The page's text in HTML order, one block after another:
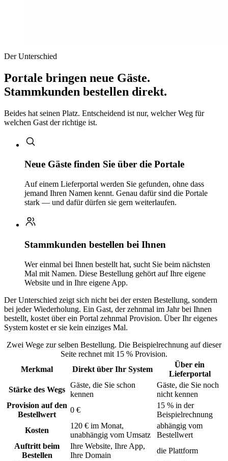
Der Unterschied
Portale bringen neue Gäste.
Stammkunden bestellen direkt.
Beides hat seinen Platz. Entscheidend ist nur, welcher Weg für
welchen Gast der richtige ist.
Neue Gäste finden Sie über die Portale
Auf einem Lieferportal werden Sie gefunden, ohne dass
jemand Ihren Namen kennt. Genau dafür sind die Portale
stark — und dafür dürfen sie gern weiterlaufen.
Stammkunden bestellen bei Ihnen
Wer einmal bei Ihnen bestellt hat, sucht Sie beim nächsten
Mal mit Namen. Diese Bestellung gehört auf Ihre eigene
Website und in Ihre eigene App.
Der Unterschied zeigt sich nicht bei der ersten Bestellung, sondern
bei jeder Wiederholung. Ein Gast, der zehnmal im Jahr bei Ihnen
bestellt, kostet über ein Portal zehnmal Provision. Über Ihr eigenes
System kostet er sie kein einziges Mal.
Zwei Wege zur selben Bestellung. Die Beispielrechnung auf dieser
Seite rechnet mit 15 % Provision.
Merkmal
Direkt über Ihr System
Über ein
Lieferportal
Stärke des Wegs
Gäste, die Sie schon
kennen
Gäste, die Sie noch
nicht kennen
Provision auf den
Bestellwert
0 €
15 % in der
Beispielrechnung
Kosten
120 € im Monat,
unabhängig vom Umsatz
abhängig vom
Bestellwert
Auftritt beim
Bestellen
Ihre Website, Ihre App,
Ihre Domain
die Plattform